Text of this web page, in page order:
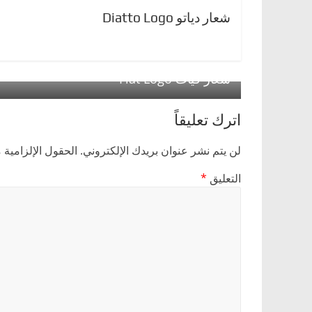
شعار دياتو Diatto Logo
شعار فيات Fiat Logo
اترك تعليقاً
لن يتم نشر عنوان بريدك الإلكتروني. الحقول
التعليق *